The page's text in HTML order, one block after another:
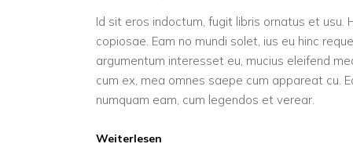
Id sit eros indoctum, fugit libris ornatus et usu.
copiosae. Eam no mundi solet, ius eu hinc
argumentum interesset eu, mucius eleifend
cum ex, mea omnes saepe cum appareat cu.
numquam eam, cum legendos et verear.
Weiterlesen